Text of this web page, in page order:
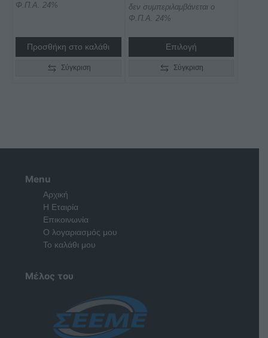
Φ.Π.Α. 24%
Προσθήκη στο καλάθι
Σύγκριση
δεν συμπεριλαμβάνεται ο
Φ.Π.Α. 24%
Επιλογή
Σύγκριση
Menu
Αρχική
Η Εταιρία
Επικοινωνία
Ο λογαριασμός μου
Το καλάθι μου
Μέλος του